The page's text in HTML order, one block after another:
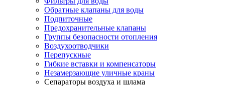
Обратные клапаны для воды
Подпиточные
Предохранительные клапаны
Группы безопасности отопления
Воздухоотводчики
Перепускные
Гибкие вставки и компенсаторы
Незамерзающие уличные краны
Сепараторы воздуха и шлама